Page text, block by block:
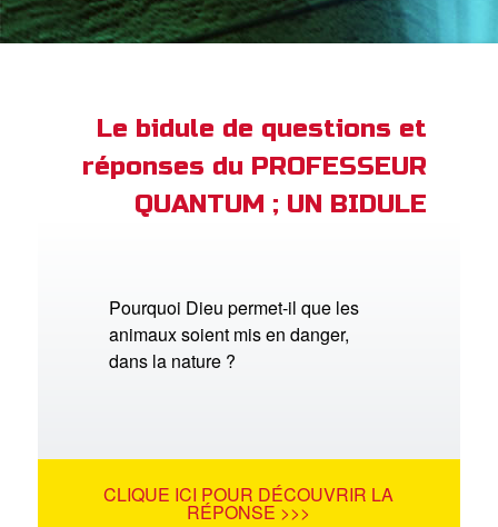
Le bidule de questions et
réponses du PROFESSEUR
QUANTUM ; UN BIDULE
Pourquoi Dieu permet-il que les
animaux soient mis en danger,
dans la nature ?
CLIQUE ICI POUR DÉCOUVRIR LA
RÉPONSE >>>